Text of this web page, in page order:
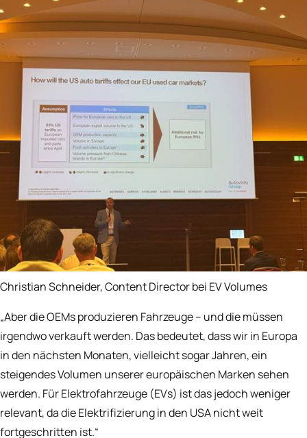
Christian Schneider, Content Director bei EV Volumes
„Aber die OEMs produzieren Fahrzeuge – und die müssen
irgendwo verkauft werden. Das bedeutet, dass wir in Europa
in den nächsten Monaten, vielleicht sogar Jahren, ein
steigendes Volumen unserer europäischen Marken sehen
werden. Für Elektrofahrzeuge (EVs) ist das jedoch weniger
relevant, da die Elektrifizierung in den USA nicht weit
fortgeschritten ist.“